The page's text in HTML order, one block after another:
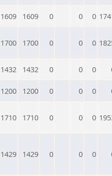
1609 1609 0 0 0
1700 1700 0 0 0
1432 1432 0 0 0
1200 1200 0 0 0
1710 1710 0 0 0
1429 1429 0 0 0